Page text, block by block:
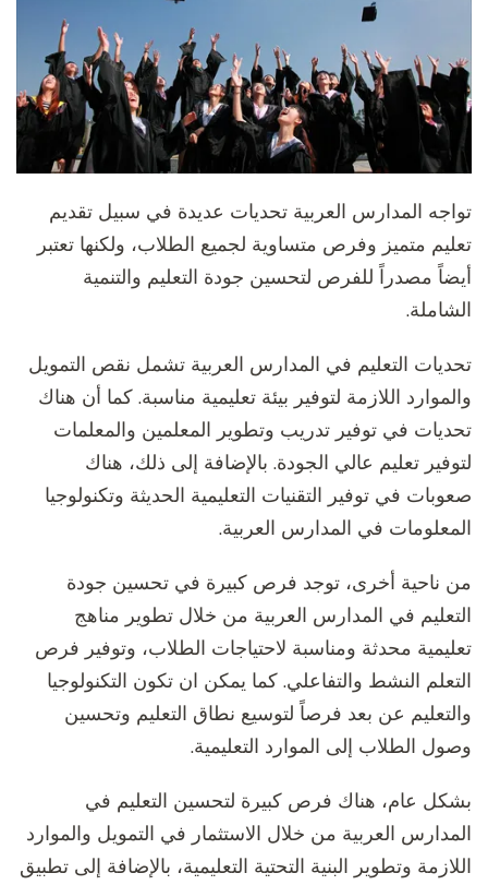
تواجه المدارس العربية تحديات عديدة في سبيل تقديم
تعليم متميز وفرص متساوية لجميع الطلاب، ولكنها تعتبر
أيضاً مصدراً للفرص لتحسين جودة التعليم والتنمية
الشاملة.
تحديات التعليم في المدارس العربية تشمل نقص التمويل
والموارد اللازمة لتوفير بيئة تعليمية مناسبة. كما أن هناك
تحديات في توفير تدريب وتطوير المعلمين والمعلمات
لتوفير تعليم عالي الجودة. بالإضافة إلى ذلك، هناك
صعوبات في توفير التقنيات التعليمية الحديثة وتكنولوجيا
المعلومات في المدارس العربية.
من ناحية أخرى، توجد فرص كبيرة في تحسين جودة
التعليم في المدارس العربية من خلال تطوير مناهج
تعليمية محدثة ومناسبة لاحتياجات الطلاب، وتوفير فرص
التعلم النشط والتفاعلي. كما يمكن ان تكون التكنولوجيا
والتعليم عن بعد فرصاً لتوسيع نطاق التعليم وتحسين
وصول الطلاب إلى الموارد التعليمية.
بشكل عام، هناك فرص كبيرة لتحسين التعليم في
المدارس العربية من خلال الاستثمار في التمويل والموارد
اللازمة وتطوير البنية التحتية التعليمية، بالإضافة إلى تطبيق